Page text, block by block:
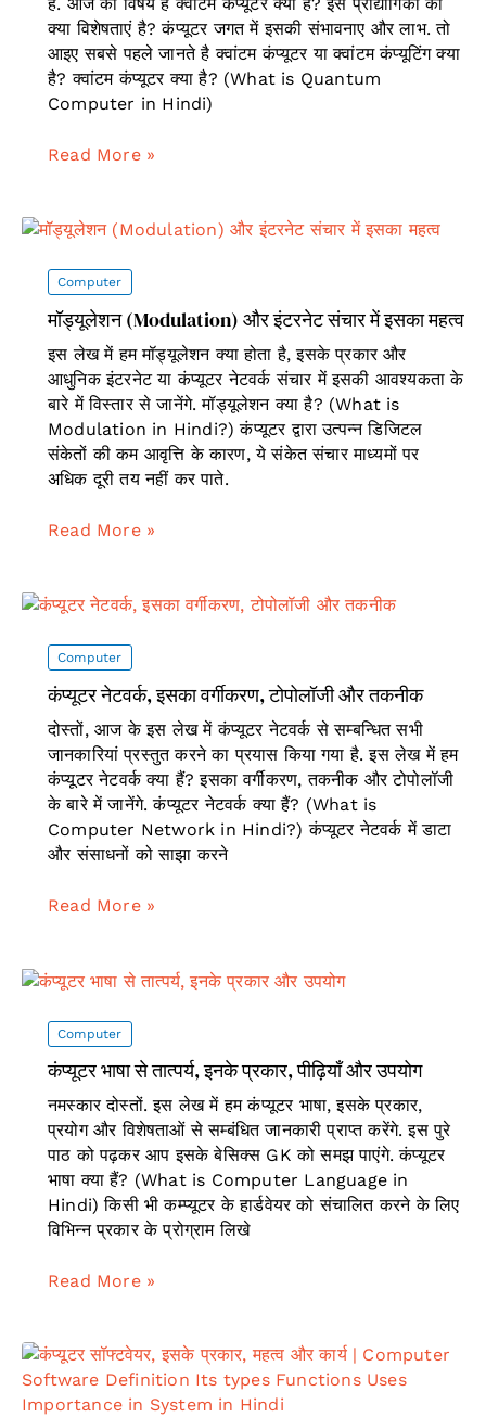
क्या विशेषताएं है? कंप्यूटर जगत में इसकी संभावनाए और लाभ. तो
आइए सबसे पहले जानते है क्वांटम कंप्यूटर या क्वांटम कंप्यूटिंग क्या
है? क्वांटम कंप्यूटर क्या है? (What is Quantum
Computer in Hindi)
क्वांटम
हैं?
महत्व,
नुकसान
और
सिद्धांत
Read More »
Computer
मॉड्यूलेशन (Modulation) और इंटरनेट संचार में इसका महत्व
इस लेख में हम मॉड्यूलेशन क्या होता है, इसके प्रकार और
आधुनिक इंटरनेट या कंप्यूटर नेटवर्क संचार में इसकी आवश्यकता के
बारे में विस्तार से जानेंगे. मॉड्यूलेशन क्या है? (What is
Modulation in Hindi?) कंप्यूटर द्वारा उत्पन्न डिजिटल
संकेतों की कम आवृत्ति के कारण, ये संकेत संचार माध्यमों पर
अधिक दूरी तय नहीं कर पाते.
मॉड्यूलेशन
इंटरनेट
में
महत्व
Read More »
Computer
कंप्यूटर नेटवर्क, इसका वर्गीकरण, टोपोलॉजी और तकनीक
दोस्तों, आज के इस लेख में कंप्यूटर नेटवर्क से सम्बन्धित सभी
जानकारियां प्रस्तुत करने का प्रयास किया गया है. इस लेख में हम
कंप्यूटर नेटवर्क क्या हैं? इसका वर्गीकरण, तकनीक और टोपोलॉजी
के बारे में जानेंगे. कंप्यूटर नेटवर्क क्या हैं? (What is
Computer Network in Hindi?) कंप्यूटर नेटवर्क में डाटा
और संसाधनों को साझा करने
कंप्यूटर
वर्गीकरण,
और
Read More »
Computer
कंप्यूटर भाषा से तात्पर्य, इनके प्रकार, पीढ़ियाँ और उपयोग
नमस्कार दोस्तों. इस लेख में हम कंप्यूटर भाषा, इसके प्रकार,
प्रयोग और विशेषताओं से सम्बंधित जानकारी प्राप्त करेंगे. इस पुरे
पाठ को पढ़कर आप इसके बेसिक्स GK को समझ पाएंगे. कंप्यूटर
भाषा क्या हैं? (What is Computer Language in
Hindi) किसी भी कम्प्यूटर के हार्डवेयर को संचालित करने के लिए
विभिन्न प्रकार के प्रोग्राम लिखे
कंप्यूटर
तात्पर्य,
इनके
प्रकार,
Read More »